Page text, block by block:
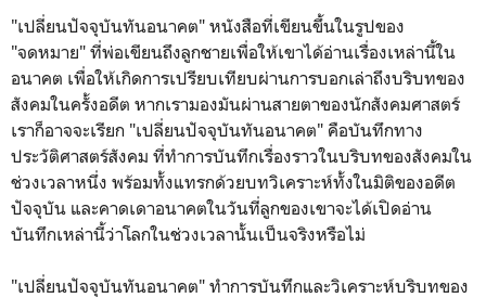
"เปลี่ยนปัจจุบันทันอนาคต" หนังสือที่เขียนขึ้นในรูปของ
"จดหมาย" ที่พ่อเขียนถึงลูกชายเพื่อให้เขาได้อ่านเรื่องเหล่านี้ใน
อนาคต เพื่อให้เกิดการเปรียบเทียบผ่านการบอกเล่าถึงบริบทของ
สังคมในครั้งอดีต หากเรามองมันผ่านสายตาของนักสังคมศาสตร์
เราก็อาจจะเรียก "เปลี่ยนปัจจุบันทันอนาคต" คือบันทึกทาง
ประวัติศาสตร์สังคม ที่ทำการบันทึกเรื่องราวในบริบทของสังคมใน
ช่วงเวลาหนึ่ง พร้อมทั้งแทรกด้วยบทวิเคราะห์ทั้งในมิติของอดีต
ปัจจุบัน และคาดเดาอนาคตในวันที่ลูกของเขาจะได้เปิดอ่าน
บันทึกเหล่านี้ว่าโลกในช่วงเวลานั้นเป็นจริงหรือไม่
"เปลี่ยนปัจจุบันทันอนาคต" ทำการบันทึกและวิเคราะห์บริบทของ